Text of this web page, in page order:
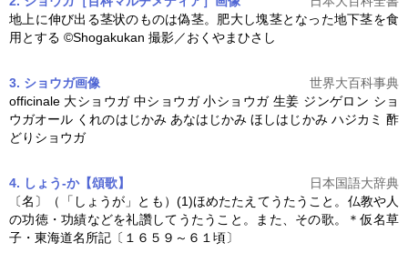
地上に伸び出る茎状のものは偽茎。肥大し塊茎となった地下茎を食
用とする ©Shogakukan 撮影／おくやまひさし
3. ショウガ画像
世界大百科事典
officinale 大ショウガ中ショウガ小ショウガ生姜 ジンゲロン ショ
ウガオール くれのはじかみ あなはじかみ ほしはじかみ ハジカミ 酢
どり ショウガ
4. しょう‐か【頌歌】
日本国語大辞典
〔名〕（「しょうが」とも）(1)ほめたたえてうたうこと。仏教や人
の功徳・功績などを礼讚してうたうこと。また、その歌。＊仮名草
子・東海道名所記〔１６５９～６１頃〕